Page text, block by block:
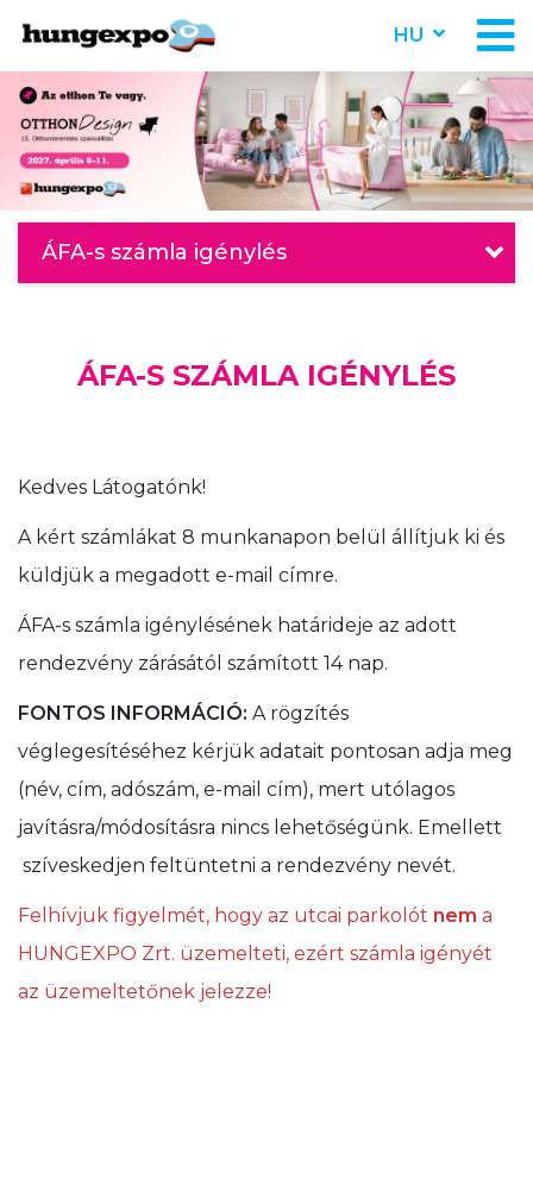
HU
ÁFA-s számla igénylés
ÁFA-S SZÁMLA IGÉNYLÉS
Kedves Látogatónk!
A kért számlákat 8 munkanapon belül állítjuk ki és
küldjük a megadott e-mail címre.
ÁFA-s számla igénylésének határideje az adott
rendezvény zárásától számított 14 nap.
FONTOS INFORMÁCIÓ: A rögzítés
véglegesítéséhez kérjük adatait pontosan adja meg
(név, cím, adószám, e-mail cím), mert utólagos
javításra/módosításra nincs lehetőségünk. Emellett
szíveskedjen feltüntetni a rendezvény nevét.
Felhívjuk figyelmét, hogy az utcai parkolót nem a
HUNGEXPO Zrt. üzemelteti, ezért számla igényét
az üzemeltetőnek jelezze!